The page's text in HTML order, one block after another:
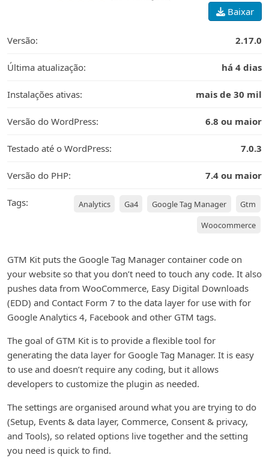
Baixar
Versão: 2.17.0
Última atualização: há 4 dias
Instalações ativas: mais de 30 mil
Versão do WordPress: 6.8 ou maior
Testado até o WordPress: 7.0.3
Versão do PHP: 7.4 ou maior
Tags: Analytics Ga4 Google Tag Manager
Gtm
Woocommerce
GTM Kit puts the Google Tag Manager container code on
your website so that you don’t need to touch any code. It also
pushes data from WooCommerce, Easy Digital Downloads
(EDD) and Contact Form 7 to the data layer for use with for
Google Analytics 4, Facebook and other GTM tags.
The goal of GTM Kit is to provide a flexible tool for
generating the data layer for Google Tag Manager. It is easy
to use and doesn’t require any coding, but it allows
developers to customize the plugin as needed.
The settings are organised around what you are trying to do
(Setup, Events & data layer, Commerce, Consent & privacy,
and Tools), so related options live together and the setting
you need is quick to find.